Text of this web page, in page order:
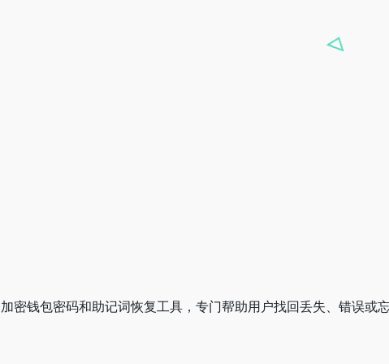
密钱包密码和助记词恢复工具，专门帮助用户找回丢失、错误或